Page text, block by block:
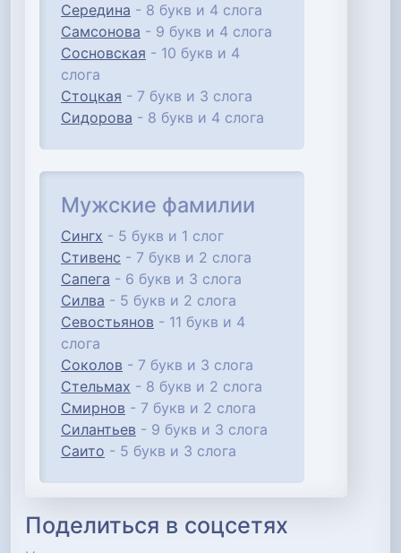
Середина - 8 букв и 4 слога
Самсонова - 9 букв и 4 слога
Сосновская - 10 букв и 4
слога
Стоцкая - 7 букв и 3 слога
Сидорова - 8 букв и 4 слога
Мужские фамилии
Сингх - 5 букв и 1 слог
Стивенс - 7 букв и 2 слога
Сапега - 6 букв и 3 слога
Силва - 5 букв и 2 слога
Севостьянов - 11 букв и 4
слога
Соколов - 7 букв и 3 слога
Стельмах - 8 букв и 2 слога
Смирнов - 7 букв и 2 слога
Силантьев - 9 букв и 3 слога
Саито - 5 букв и 3 слога
Поделиться в соцсетях